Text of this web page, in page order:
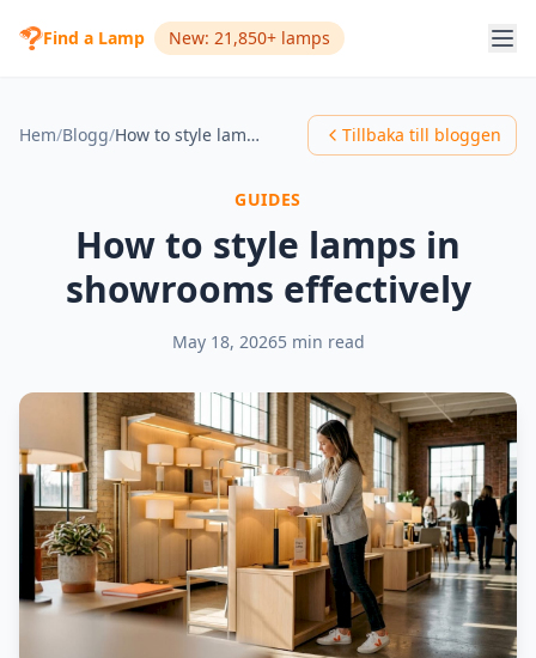
Find a Lamp New: 21,850+ lamps
Hem/Blogg/ How to style lamps in showrooms effectively Tillbaka till bloggen
GUIDES
How to style lamps in
showrooms effectively
May 18, 20265 min read